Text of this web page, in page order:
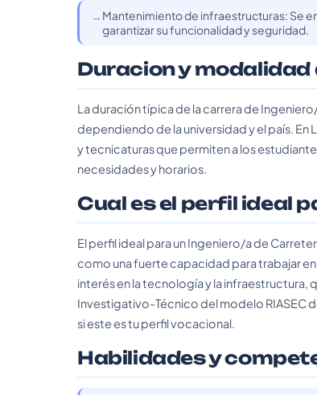
Mantenimiento de infraestructuras: Se
garantizar su funcionalidad y seguridad.
Duracion y modalidad
La duración típica de la carrera de
dependiendo de la universidad y el país.
y tecnicaturas que permiten a los
necesidades y horarios.
Cual es el perfil ideal
El perfil ideal para un Ingeniero/a de
como una fuerte capacidad para trabajar
interés en la tecnología y la infraestructura,
Investigativo-Técnico del modelo RIASEC
si este es tu perfil vocacional.
Habilidades y